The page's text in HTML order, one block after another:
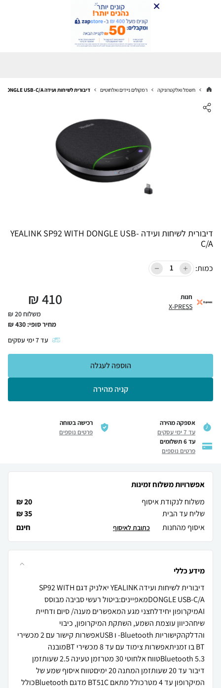
חשמל ואלקטרוניקה רמקולים ניידים ואלחוטיים דיבורית לשיחות ועידה YEALINK SP92 WITH DONGLE USB-C/A
דיבורית לשיחות ועידה YEALINK SP92 WITH DONGLE USB-
C/A
כמות:
חנות
X-PRESS
410
₪
משלוח 20 ₪
מחיר סופי: 430
₪
עד7ימי עסקים
קניה מהירה
הוספה לעגלה
אספקה מהירה
עד 7 ימי עסקים
רכישה בטוחה
פרטים נוספים
עד 6 תשלומים
פרטים נוספים
אפשרויות משלוח זמינות
משלוח לנקודת איסוף
20 ₪
שליח עד הבית
35 ₪
איסוף מהחנות
חינם כתובת לאיסוף
מידע כללי
דיבורית לשיחות ועידה YEALINK יאלניק דגם SP92 WITH
DONGLE USB-C/Aמאפיינים:ביטול רעשי סביבה מבוסס
AIמיקרופון יחידלחצני מגע המאפשרים מענה/ סיום ודחיית
שיחהכיוון עוצמת השמע, השתקת המיקרופון, כיבוי
והדלקהקישוריות Bluetooth- ו USBאפשרות קישור עם 2 מכשירי
BT בו זמניתאפשרות צימוד עם עד 8 מכשירי BTמובנה
Bluetooth 5.3טווח אלחוטי 30 מטרזמן טעינה 2.5 שעותזמן
דיבור עד 20 שעותזמן המתנה 20 ימיםטווח איסוף שמע של
המיקרופון עד 4 מטרכולל מתאם BT51C מדגם Bluetoothכולל